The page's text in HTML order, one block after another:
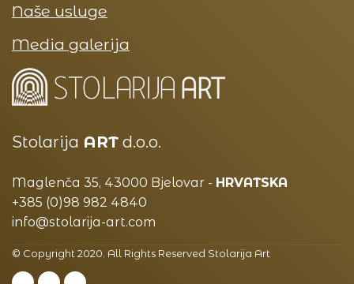
Naše usluge
Media galerija
Stolarija ART d.o.o.
Maglenča 35, 43000 Bjelovar - HRVATSKA
+385 (0)98 982 4840
info@stolarija-art.com
© Copyright 2020. All Rights Reserved Stolarija Art